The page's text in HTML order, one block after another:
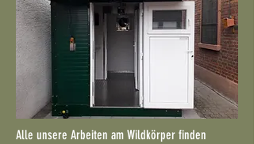
Alle unsere Arbeiten am Wildkörper finden